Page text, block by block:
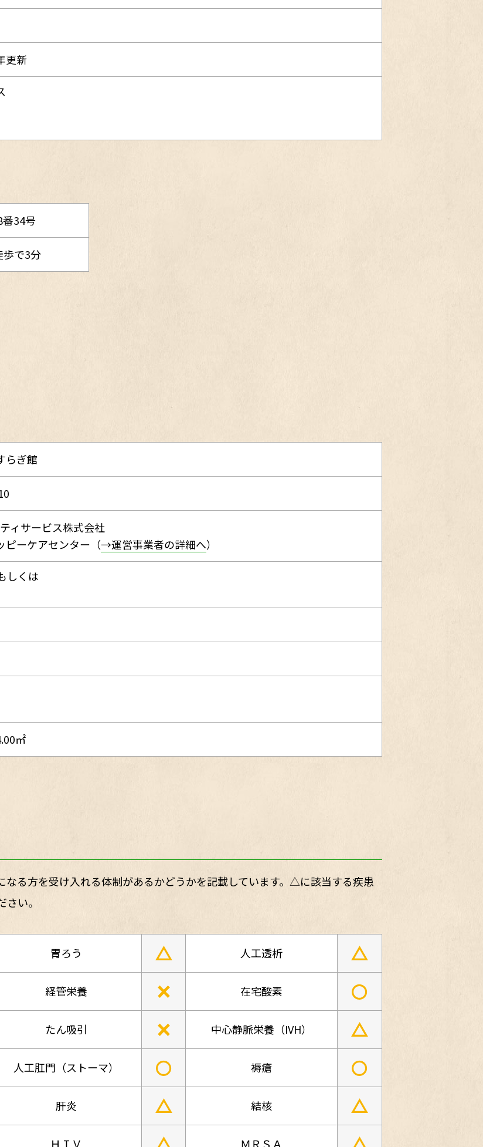
更新
34号
で3分
ぎ館
ィサービス株式会社
ピーケアセンター（→運営事業者の詳細へ）
しくは
㎡
る方を受け入れる体制があるかどうかを記載しています。△に該当する疾患
い。
胃ろう △ 人工透析 △
経管栄養 × 在宅酸素 ○
たん吸引 × 中心静脈栄養（IVH） △
人工肛門（ストーマ） ○ 褥瘡 ○
肝炎 △ 結核 △
ＨＩＶ ＭＲＳＡ